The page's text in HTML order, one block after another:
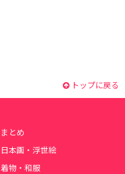
トップに戻る
まとめ
日本画・浮世絵
着物・和服